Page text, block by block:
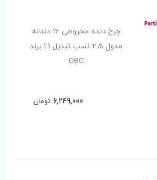
چرخ دنده مخروطی 16 دندانه
مدول 2.5 نسب تبدیل 1:1 برند
OBC
6,249,000 تومان